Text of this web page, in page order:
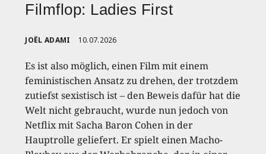
Filmflop: Ladies First
JOËL ADAMI 10.07.2026
Es ist also möglich, einen Film mit einem
feministischen Ansatz zu drehen, der trotzdem
zutiefst sexistisch ist – den Beweis dafür hat die
Welt nicht gebraucht, wurde nun jedoch von
Netflix mit Sacha Baron Cohen in der
Hauptrolle geliefert. Er spielt einen Macho-